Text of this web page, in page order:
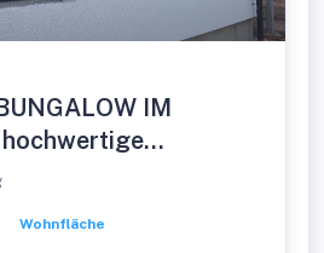
IM
hochwertige
Wohnfläche